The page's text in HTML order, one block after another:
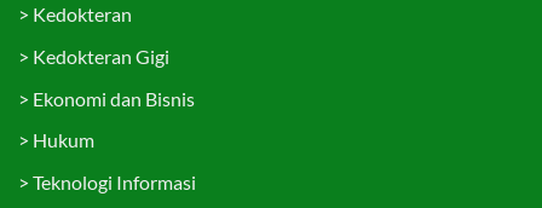
> Kedokteran
> Kedokteran Gigi
> Ekonomi dan Bisnis
> Hukum
> Teknologi Informasi